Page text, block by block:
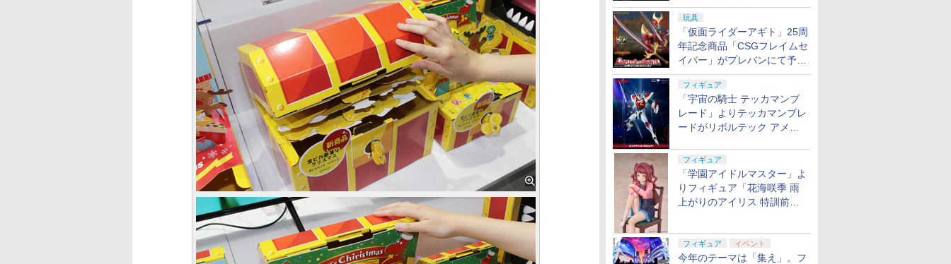
玩具
「仮面ライダーアギト」25周
年記念商品「CSGフレイムセ
イバー」がプレバンにて予約
開始
フィギュア
「宇宙の騎士 テッカマンブ
レード」よりテッカマンブレ
ードがリボルテック アメイ
定
フィギュア
「学園アイドルマスター」よ
りフィギュア「花海咲季 雨
上がりのアイリス 特訓前
フィギュア イベント
今年のテーマは「集え」。フ